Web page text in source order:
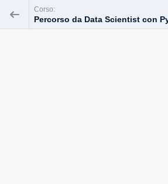
Corso:
Percorso da Data Scientist con